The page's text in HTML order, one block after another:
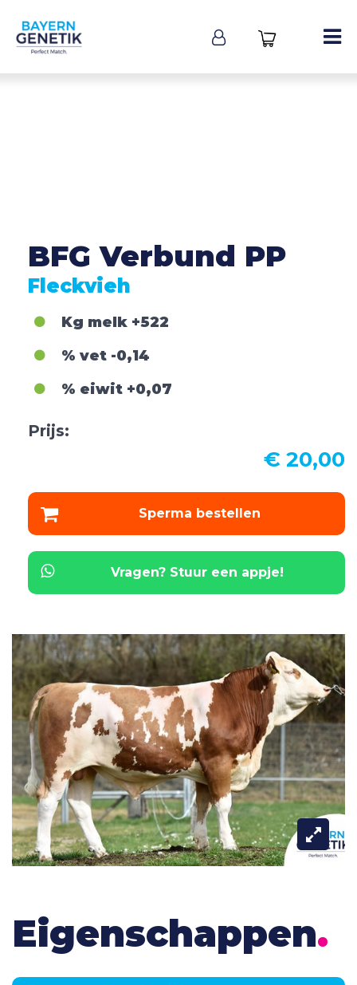
Eigenschappen.
BFG Verbund PP
Fleckvieh
Kg melk +522
% vet -0,14
% eiwit +0,07
Prijs:
€ 20,00
Sperma bestellen
Vragen? Stuur een appje!